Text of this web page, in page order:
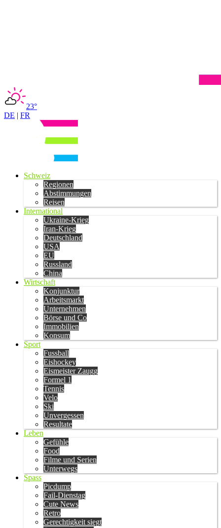
23°
DE | FR
Schweiz
Regionen
Abstimmungen
Reisen
International
Ukraine-Krieg
Iran-Krieg
Deutschland
USA
EU
Russland
China
Wirtschaft
Konjunktur
Arbeitsmarkt
Unternehmen
Börse und Co
Immobilien
Konsum
Sport
Fussball
Eishockey
Eismeister Zaugg
Formel 1
Tennis
Velo
Ski
Unvergessen
Resultate
Leben
Gefühle
Food
Filme und Serien
Unterwegs
Spass
Picdump
Fail-Dienstag
Cute News
Retro
Gerechtigkeit siegt